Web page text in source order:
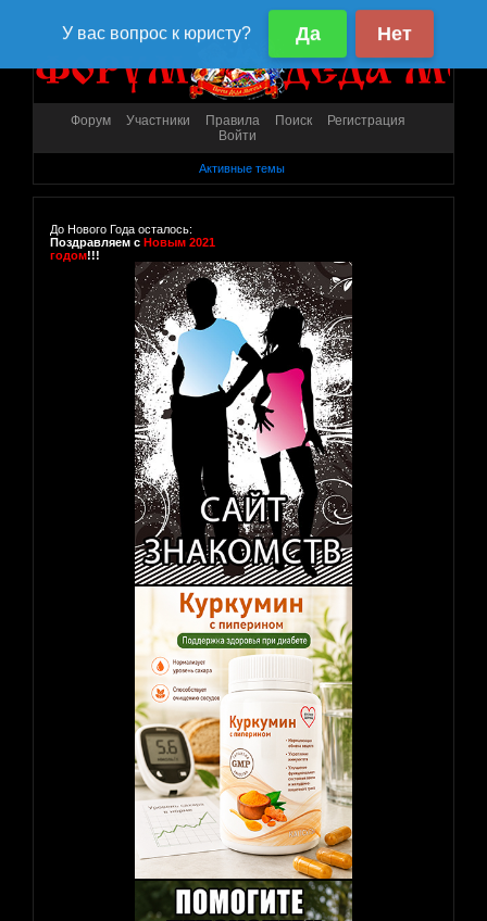
Форум Участники Правила Поиск
Регистрация
Войти
Активные темы
До Нового Года осталось:
Поздравляем с Новым 2021
годом!!!